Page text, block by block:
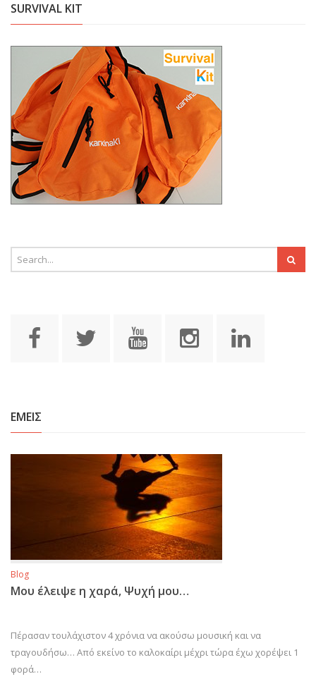
SURVIVAL KIT
ΕΜΕΙΣ
Blog
Μου έλειψε η χαρά, Ψυχή μου…
Πέρασαν τουλάχιστον 4 χρόνια να ακούσω μουσική και να
τραγουδήσω… Από εκείνο το καλοκαίρι μέχρι τώρα έχω χορέψει 1
φορά…